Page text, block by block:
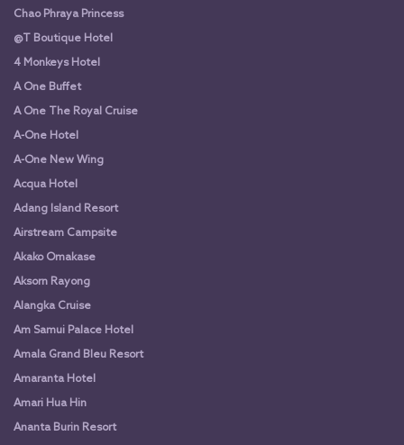
Chao Phraya Princess
@T Boutique Hotel
4 Monkeys Hotel
A One Buffet
A One The Royal Cruise
A-One Hotel
A-One New Wing
Acqua Hotel
Adang Island Resort
Airstream Campsite
Akako Omakase
Aksorn Rayong
Alangka Cruise
Am Samui Palace Hotel
Amala Grand Bleu Resort
Amaranta Hotel
Amari Hua Hin
Ananta Burin Resort